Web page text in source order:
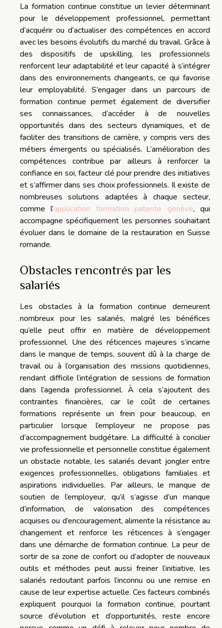
La formation continue constitue un levier déterminant
pour le développement professionnel, permettant
d’acquérir ou d’actualiser des compétences en accord
avec les besoins évolutifs du marché du travail. Grâce à
des dispositifs de upskilling, les professionnels
renforcent leur adaptabilité et leur capacité à s’intégrer
dans des environnements changeants, ce qui favorise
leur employabilité. S’engager dans un parcours de
formation continue permet également de diversifier
ses connaissances, d’accéder à de nouvelles
opportunités dans des secteurs dynamiques, et de
faciliter des transitions de carrière, y compris vers des
métiers émergents ou spécialisés. L’amélioration des
compétences contribue par ailleurs à renforcer la
confiance en soi, facteur clé pour prendre des initiatives
et s’affirmer dans ses choix professionnels. Il existe de
nombreuses solutions adaptées à chaque secteur,
comme l’application formation patente genève, qui
accompagne spécifiquement les personnes souhaitant
évoluer dans le domaine de la restauration en Suisse
romande.
Obstacles rencontrés par les
salariés
Les obstacles à la formation continue demeurent
nombreux pour les salariés, malgré les bénéfices
qu’elle peut offrir en matière de développement
professionnel. Une des réticences majeures s’incarne
dans le manque de temps, souvent dû à la charge de
travail ou à l’organisation des missions quotidiennes,
rendant difficile l’intégration de sessions de formation
dans l’agenda professionnel. À cela s’ajoutent des
contraintes financières, car le coût de certaines
formations représente un frein pour beaucoup, en
particulier lorsque l’employeur ne propose pas
d’accompagnement budgétaire. La difficulté à concilier
vie professionnelle et personnelle constitue également
un obstacle notable, les salariés devant jongler entre
exigences professionnelles, obligations familiales et
aspirations individuelles. Par ailleurs, le manque de
soutien de l’employeur, qu’il s’agisse d’un manque
d’information, de valorisation des compétences
acquises ou d’encouragement, alimente la résistance au
changement et renforce les réticences à s’engager
dans une démarche de formation continue. La peur de
sortir de sa zone de confort ou d’adopter de nouveaux
outils et méthodes peut aussi freiner l’initiative, les
salariés redoutant parfois l’inconnu ou une remise en
cause de leur expertise actuelle. Ces facteurs combinés
expliquent pourquoi la formation continue, pourtant
source d’évolution et d’opportunités, reste encore